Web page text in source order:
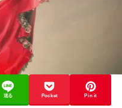
送る Pocket Pin it